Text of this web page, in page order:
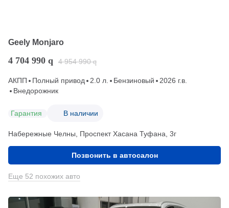
Geely Monjaro
4 704 990 q 4 954 990 q
АКПП Полный привод 2.0 л. Бензиновый
2026 г.в.
Внедорожник
Гарантия В наличии
Набережные Челны, Проспект Хасана Туфана, 3г
Позвонить в автосалон
Еще 52 похожих авто